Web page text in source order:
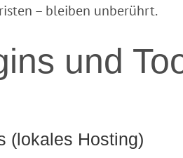
– bleiben unberührt.
und
(lokales Hosting)